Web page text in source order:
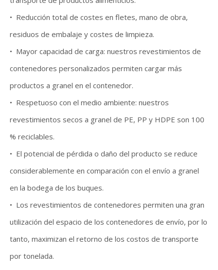
• Reducción total de costes en fletes, mano de obra,
residuos de embalaje y costes de limpieza.
• Mayor capacidad de carga: nuestros revestimientos de
contenedores personalizados permiten cargar más
productos a granel en el contenedor.
• Respetuoso con el medio ambiente: nuestros
revestimientos secos a granel de PE, PP y HDPE son 100
% reciclables.
• El potencial de pérdida o daño del producto se reduce
considerablemente en comparación con el envío a granel
en la bodega de los buques.
• Los revestimientos de contenedores permiten una gran
utilización del espacio de los contenedores de envío, por lo
tanto, maximizan el retorno de los costos de transporte
por tonelada.